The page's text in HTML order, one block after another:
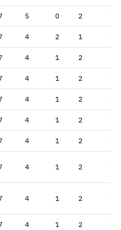
5 0 2
4 2 1
4 1 2 20
4 1 2
4 1 2
4 1 2
4 1 2
4 1 2
4 1 2
4 1 2